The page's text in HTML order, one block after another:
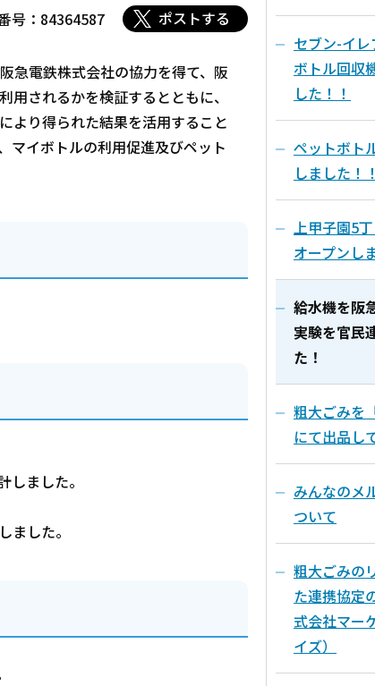
号：84364587 ポストする
急電鉄株式会社の協力を得て、阪
されるかを検証するとともに、
より得られた結果を活用すること
マイボトルの利用促進及びペット
ました。
ました。
セブン-イ
ボトル回収
した！！
ペットボト
しました！！
上甲子園5
オープンし
給水機を阪
実験を官民
た！
粗大ごみを
にて出品し
みんなのメ
ついて
粗大ごみの
た連携協定
式会社マー
イズ）